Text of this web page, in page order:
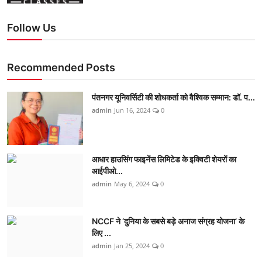
Follow Us
Recommended Posts
पंतनगर यूनिवर्सिटी की शोधकर्ता को वैश्विक सम्मान: डॉ. प...
admin Jun 16, 2024 0
आधार हाउसिंग फाइनेंस लिमिटेड के इक्विटी शेयरों का
आईपीओ...
admin May 6, 2024 0
NCCF ने ‘दुनिया के सबसे बड़े अनाज संग्रह योजना’ के
लिए ...
admin Jan 25, 2024 0